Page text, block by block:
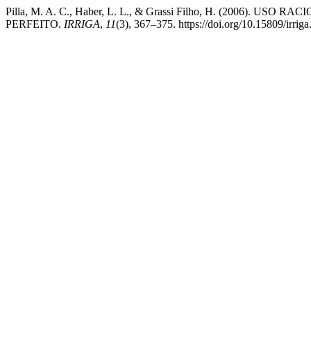
Pilla, M. A. C., Haber, L. L., & Grassi Filho, H. (2006). USO
PERFEITO. IRRIGA, 11(3), 367–375. https://doi.org/10.15809/